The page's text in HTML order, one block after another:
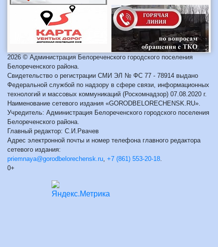
2026 © Администрация Белореченского городского поселения
Белореченского района.
Свидетельство о регистрации СМИ ЭЛ № ФС 77 - 78914 выдано
Федеральной службой по надзору в сфере связи, информационных
технологий и массовых коммуникаций (Роскомнадзор) 07.08.2020 г.
Наименование сетевого издания «GORODBELORECHENSK.RU».
Учредитель: Администрация Белореченского городского поселения
Белореченского района.
Главный редактор: С.И.Рвачев
Адрес электронной почты и номер телефона главного редактора
сетевого издания:
priemnaya@gorodbelorechensk.ru +7 (861) 553-20-18
0+